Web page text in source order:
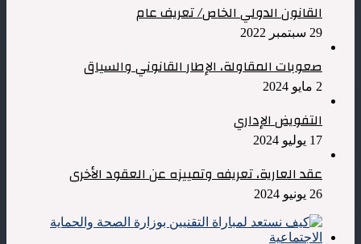
القانون الدولي الخاص/ تعريف عام
29 سبتمبر 2022
صعوبات المقاولة، الإطار القانوني والسياق
2 مايو 2024
التفويض الإداري
17 يوليو 2024
عقد العارية، تعريفه وتمييزه عن العقود الأخرى
26 يونيو 2024